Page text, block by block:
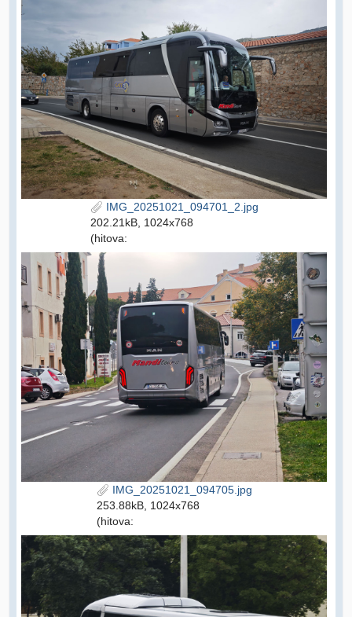
IMG_20251021_094701_2.jpg
202.21kB, 1024x768
(hitova:
IMG_20251021_094705.jpg
253.88kB, 1024x768
(hitova: